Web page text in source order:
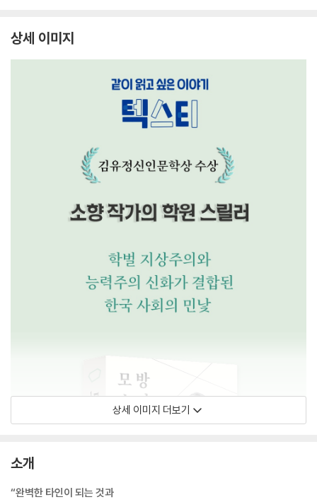
상세 이미지
상세 이미지 더보기
소개
“완벽한 타인이 되는 것과